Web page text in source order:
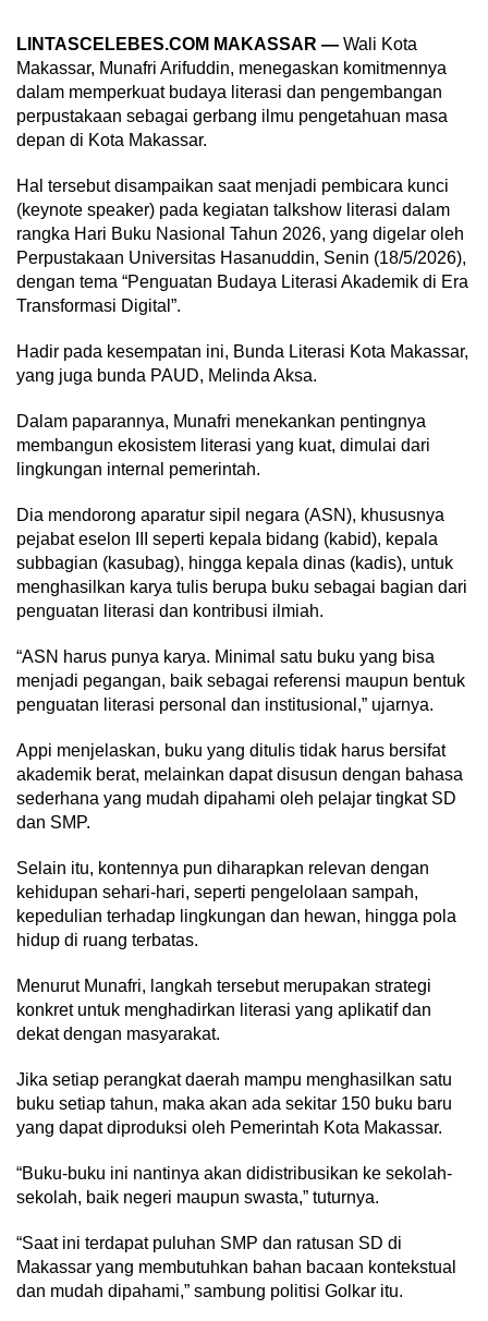
LINTASCELEBES.COM MAKASSAR — Wali Kota
Makassar, Munafri Arifuddin, menegaskan komitmennya
dalam memperkuat budaya literasi dan pengembangan
perpustakaan sebagai gerbang ilmu pengetahuan masa
depan di Kota Makassar.
Hal tersebut disampaikan saat menjadi pembicara kunci
(keynote speaker) pada kegiatan talkshow literasi dalam
rangka Hari Buku Nasional Tahun 2026, yang digelar oleh
Perpustakaan Universitas Hasanuddin, Senin (18/5/2026),
dengan tema “Penguatan Budaya Literasi Akademik di Era
Transformasi Digital”.
Hadir pada kesempatan ini, Bunda Literasi Kota Makassar,
yang juga bunda PAUD, Melinda Aksa.
Dalam paparannya, Munafri menekankan pentingnya
membangun ekosistem literasi yang kuat, dimulai dari
lingkungan internal pemerintah.
Dia mendorong aparatur sipil negara (ASN), khususnya
pejabat eselon III seperti kepala bidang (kabid), kepala
subbagian (kasubag), hingga kepala dinas (kadis), untuk
menghasilkan karya tulis berupa buku sebagai bagian dari
penguatan literasi dan kontribusi ilmiah.
“ASN harus punya karya. Minimal satu buku yang bisa
menjadi pegangan, baik sebagai referensi maupun bentuk
penguatan literasi personal dan institusional,” ujarnya.
Appi menjelaskan, buku yang ditulis tidak harus bersifat
akademik berat, melainkan dapat disusun dengan bahasa
sederhana yang mudah dipahami oleh pelajar tingkat SD
dan SMP.
Selain itu, kontennya pun diharapkan relevan dengan
kehidupan sehari-hari, seperti pengelolaan sampah,
kepedulian terhadap lingkungan dan hewan, hingga pola
hidup di ruang terbatas.
Menurut Munafri, langkah tersebut merupakan strategi
konkret untuk menghadirkan literasi yang aplikatif dan
dekat dengan masyarakat.
Jika setiap perangkat daerah mampu menghasilkan satu
buku setiap tahun, maka akan ada sekitar 150 buku baru
yang dapat diproduksi oleh Pemerintah Kota Makassar.
“Buku-buku ini nantinya akan didistribusikan ke sekolah-
sekolah, baik negeri maupun swasta,” tuturnya.
“Saat ini terdapat puluhan SMP dan ratusan SD di
Makassar yang membutuhkan bahan bacaan kontekstual
dan mudah dipahami,” sambung politisi Golkar itu.